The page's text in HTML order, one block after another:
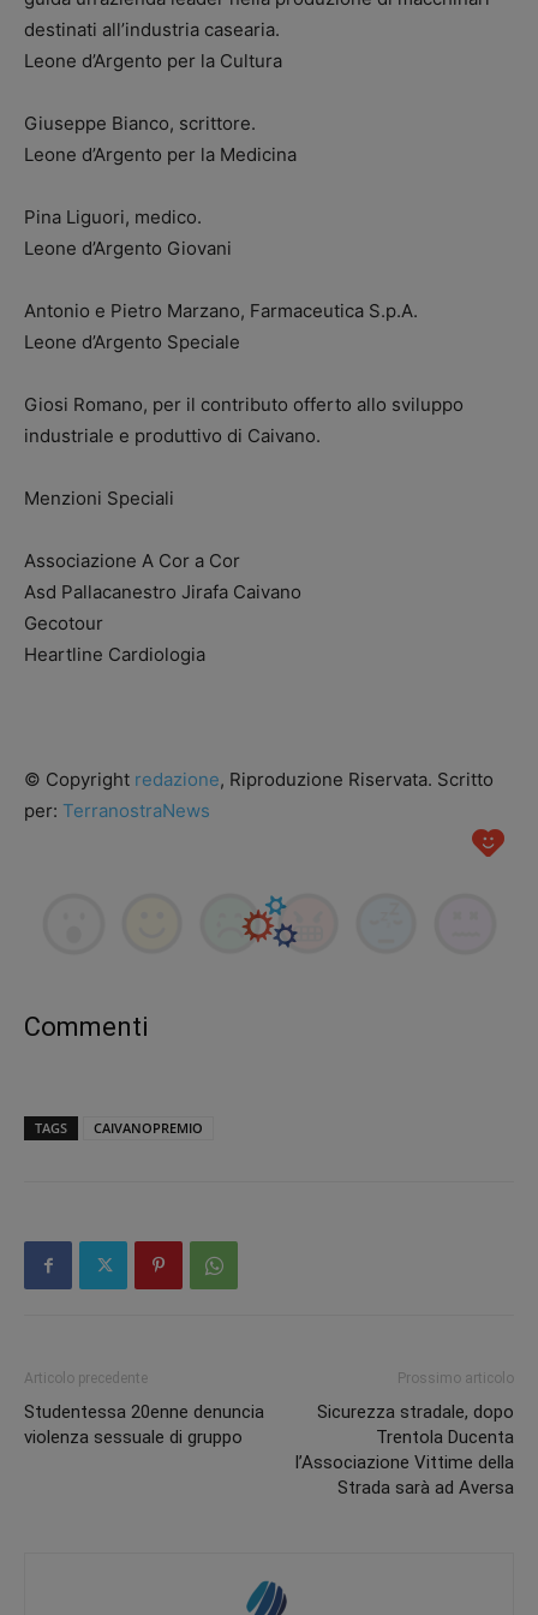
destinati all’industria casearia.
Leone d’Argento per la Cultura
Giuseppe Bianco, scrittore.
Leone d’Argento per la Medicina
Pina Liguori, medico.
Leone d’Argento Giovani
Antonio e Pietro Marzano, Farmaceutica S.p.A.
Leone d’Argento Speciale
Giosi Romano, per il contributo offerto allo sviluppo
industriale e produttivo di Caivano.
Menzioni Speciali
Associazione A Cor a Cor
Asd Pallacanestro Jirafa Caivano
Gecotour
Heartline Cardiologia
© Copyright redazione, Riproduzione Riservata. Scritto
per: TerranostraNews
Commenti
TAGS CAIVANOPREMIO
Articolo precedente
Studentessa 20enne denuncia
violenza sessuale di gruppo
Prossimo articolo
Sicurezza stradale, dopo
Trentola Ducenta
l’Associazione Vittime della
Strada sarà ad Aversa